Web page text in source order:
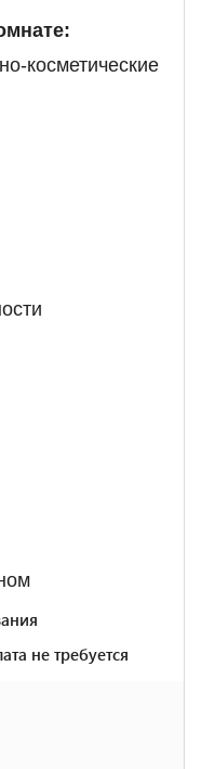
не требуется